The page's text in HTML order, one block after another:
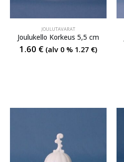
JOULUTAVARAT
Joulukello Korkeus 5,5 cm
1.60 € (alv 0 % 1.27 €)